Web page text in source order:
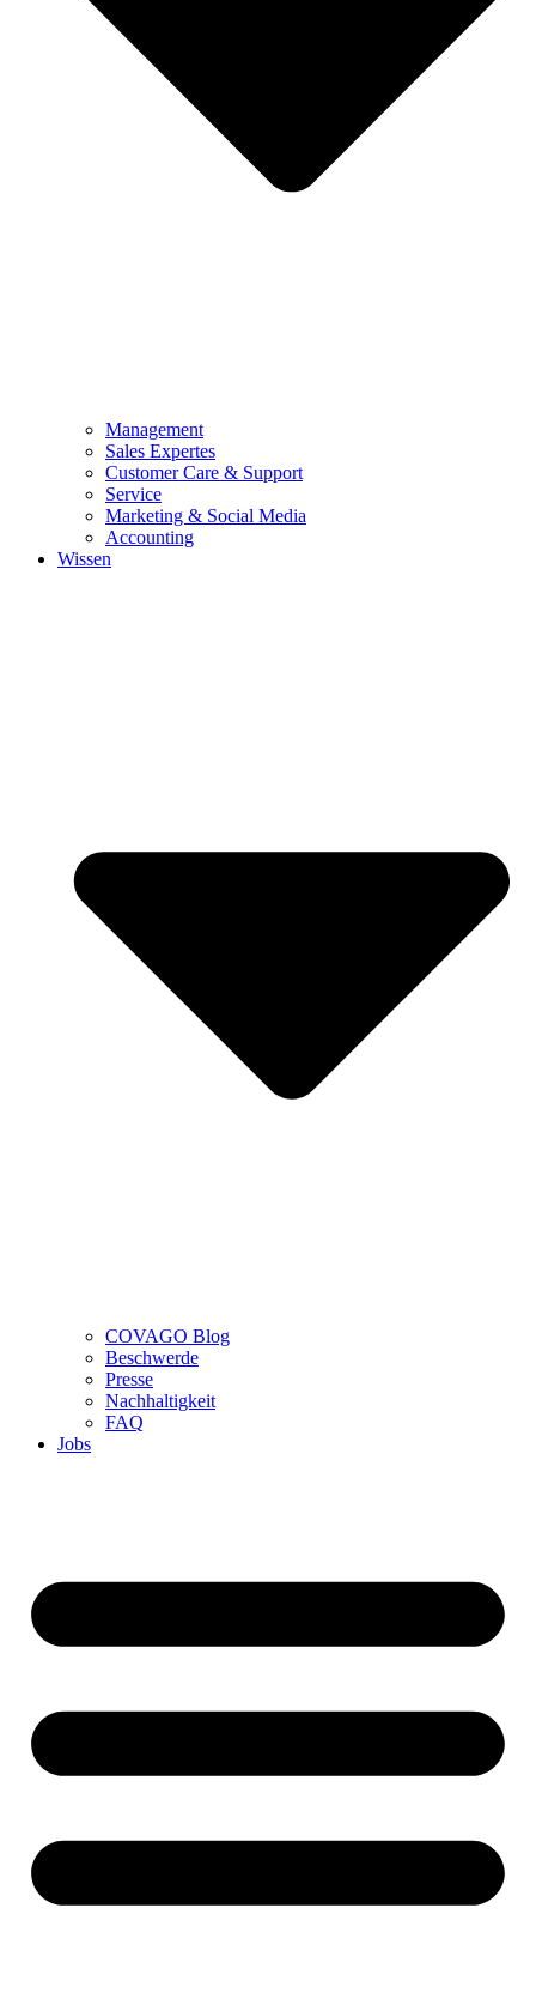
Management
Sales Expertes
Customer Care & Support
Service
Marketing & Social Media
Accounting
Wissen
COVAGO Blog
Beschwerde
Presse
Nachhaltigkeit
FAQ
Jobs